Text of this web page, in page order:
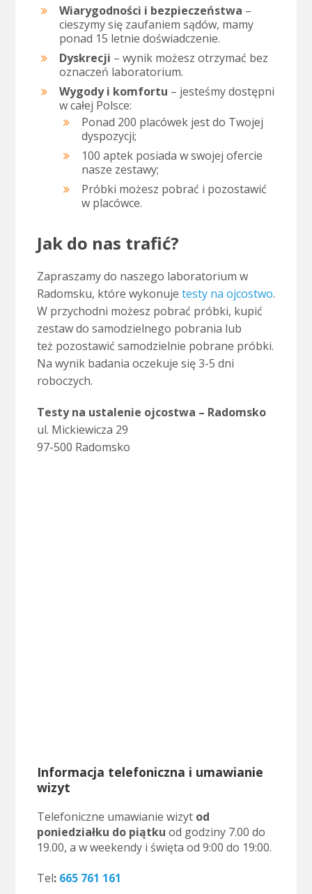
Wiarygodności i bezpieczeństwa –
cieszymy się zaufaniem sądów, mamy
ponad 15 letnie doświadczenie.
Dyskrecji – wynik możesz otrzymać bez
oznaczeń laboratorium.
Wygody i komfortu – jesteśmy dostępni
w całej Polsce:
Ponad 200 placówek jest do Twojej
dyspozycji;
100 aptek posiada w swojej ofercie
nasze zestawy;
Próbki możesz pobrać i pozostawić
w placówce.
Jak do nas trafić?
Zapraszamy do naszego laboratorium w
Radomsku, które wykonuje testy na ojcostwo.
W przychodni możesz pobrać próbki, kupić
zestaw do samodzielnego pobrania lub
też pozostawić samodzielnie pobrane próbki.
Na wynik badania oczekuje się 3-5 dni
roboczych.
Testy na ustalenie ojcostwa – Radomsko
ul. Mickiewicza 29
97-500 Radomsko
Informacja telefoniczna i umawianie
wizyt
Telefoniczne umawianie wizytod
poniedziałku do piątku od godziny 7.00 do
19.00, a w weekendy i święta od 9:00 do 19:00.
Tel: 665 761 161